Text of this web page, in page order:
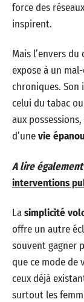
force des
inspirent.
Mais l’envers
expose à un
chroniques. Son
celui du tabac
aux
d’unevie
A lire
interventions
Lasimplicité
offre un autre
souvent gagner
que ce mode de
ceux déjà
surtout les